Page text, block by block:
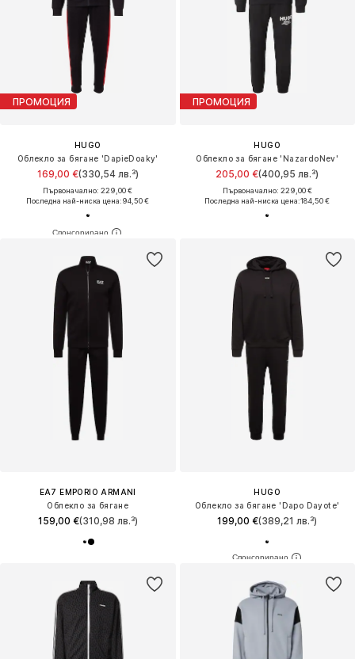
ПРОМОЦИЯ
HUGO
Облекло за бягане 'DapieDoaky'
169,00 €(330,54 лв.³)
Първоначално: 229,00 €
Последна най-ниска цена:94,50 €
ПРОМОЦИЯ
HUGO
Облекло за бягане 'NazardoNev'
205,00 €(400,95 лв.³)
Първоначално: 229,00 €
Последна най-ниска цена:184,50 €
EA7 EMPORIO ARMANI
Облекло за бягане
159,00 €(310,98 лв.³)
HUGO
Облекло за бягане 'Dapo Dayote'
199,00 €(389,21 лв.³)